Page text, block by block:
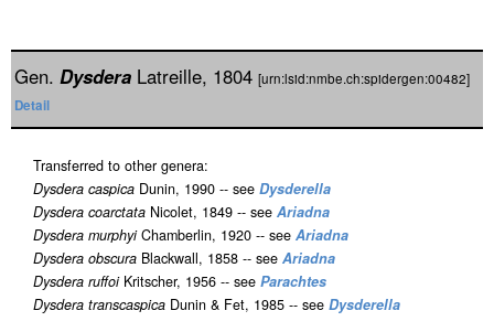
Gen. Dysdera Latreille, 1804 [urn:lsid:nmbe.ch:spidergen:00482]
Detail
Transferred to other genera:
Dysdera caspica Dunin, 1990 -- see Dysderella
Dysdera coarctata Nicolet, 1849 -- see Ariadna
Dysdera murphyiChamberlin, 1920 -- see Ariadna
Dysdera obscura Blackwall, 1858 -- see Ariadna
Dysdera ruffoiKritscher, 1956 -- see Parachtes
Dysdera transcaspica Dunin & Fet, 1985 -- see Dysderella